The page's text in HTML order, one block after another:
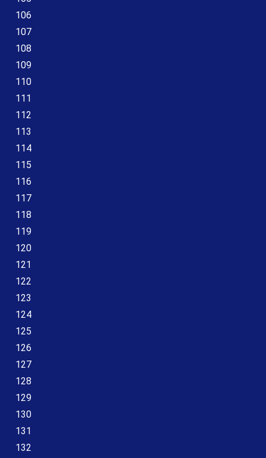
106
107
108
109
110
111
112
113
114
115
116
117
118
119
120
121
122
123
124
125
126
127
128
129
130
131
132